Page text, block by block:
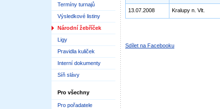
Termíny turnajů
Výsledkové listiny
Národní žebříček
Ligy
Pravidla kuliček
Interní dokumenty
Síň slávy
Pro všechny
Pro pořadatele
13.07.2008 Kralupy n. Vlt.
Sdílet na Facebooku